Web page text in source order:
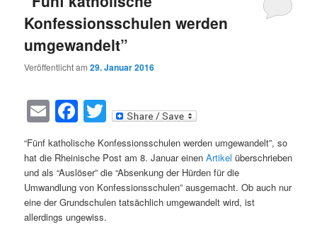
Konfessionsschulen werden
umgewandelt”
Veröffentlicht am29. Januar 2016
EmailFacebook
Twitter
“Fünf katholische Konfessionsschulen werden umgewandelt”, so
hat die Rheinische Post am 8. Januar einenArtikel überschrieben
und als “Auslöser” die “Absenkung der Hürden für die
Umwandlung von Konfessionsschulen” ausgemacht. Ob auch nur
eine der Grundschulen tatsächlich umgewandelt wird, ist
allerdings ungewiss.